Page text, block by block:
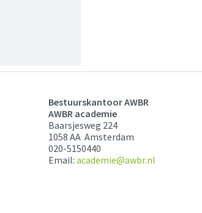
Bestuurskantoor AWBR
AWBR academie
Baarsjesweg 224
1058 AA Amsterdam
020-5150440
Email:academie@awbr.nl